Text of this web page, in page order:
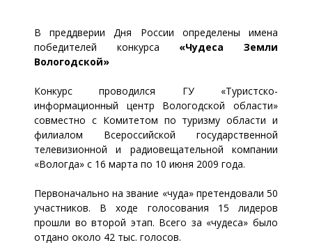
В преддверии Дня России определены имена
победителей конкурса «Чудеса Земли
Вологодской»
Конкурс проводился ГУ «Туристско-
информационный центр Вологодской области»
совместно с Комитетом по туризму области и
филиалом Всероссийской государственной
телевизионной и радиовещательной компании
«Вологда» с 16 марта по 10 июня 2009 года.
Первоначально на звание «чуда» претендовали 50
участников. В ходе голосования 15 лидеров
прошли во второй этап. Всего за «чудеса» было
отдано около 42 тыс. голосов.